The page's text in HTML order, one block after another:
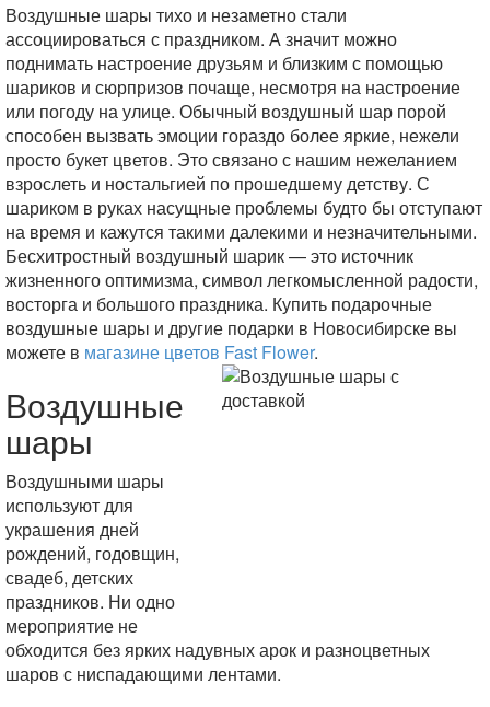
Воздушные шары тихо и незаметно стали
ассоциироваться с праздником. А значит можно
поднимать настроение друзьям и близким с помощью
шариков и сюрпризов почаще, несмотря на настроение
или погоду на улице. Обычный воздушный шар порой
способен вызвать эмоции гораздо более яркие, нежели
просто букет цветов. Это связано с нашим нежеланием
взрослеть и ностальгией по прошедшему детству. С
шариком в руках насущные проблемы будто бы отступают
на время и кажутся такими далекими и незначительными.
Бесхитростный воздушный шарик — это источник
жизненного оптимизма, символ легкомысленной радости,
восторга и большого праздника. Купить подарочные
воздушные шары и другие подарки в Новосибирске вы
можете в магазине цветов Fast Flower.
Воздушные
шары
Воздушными шары
используют для
украшения дней
рождений, годовщин,
свадеб, детских
праздников. Ни одно
мероприятие не
обходится без ярких надувных арок и разноцветных
шаров с ниспадающими лентами.